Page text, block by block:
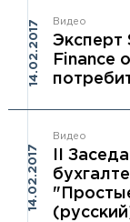
14.02.2017 Видео
Эксперт
Finance
14.02.2017
Видео
II